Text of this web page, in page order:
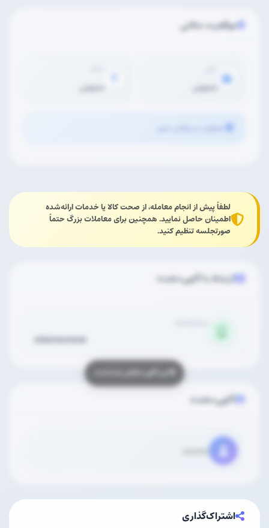
موقعیت مکانی
اصفهان اصفهان
لطفاً پیش از انجام معامله، از صحت کالا یا خدمات ارائه‌شده
اطمینان حاصل نمایید. همچنین برای معاملات بزرگ حتماً
صورتجلسه تنظیم کنید.
ارتباط با آگهی‌دهنده
آگهی‌دهنده
محمد
اشتراک‌گذاری